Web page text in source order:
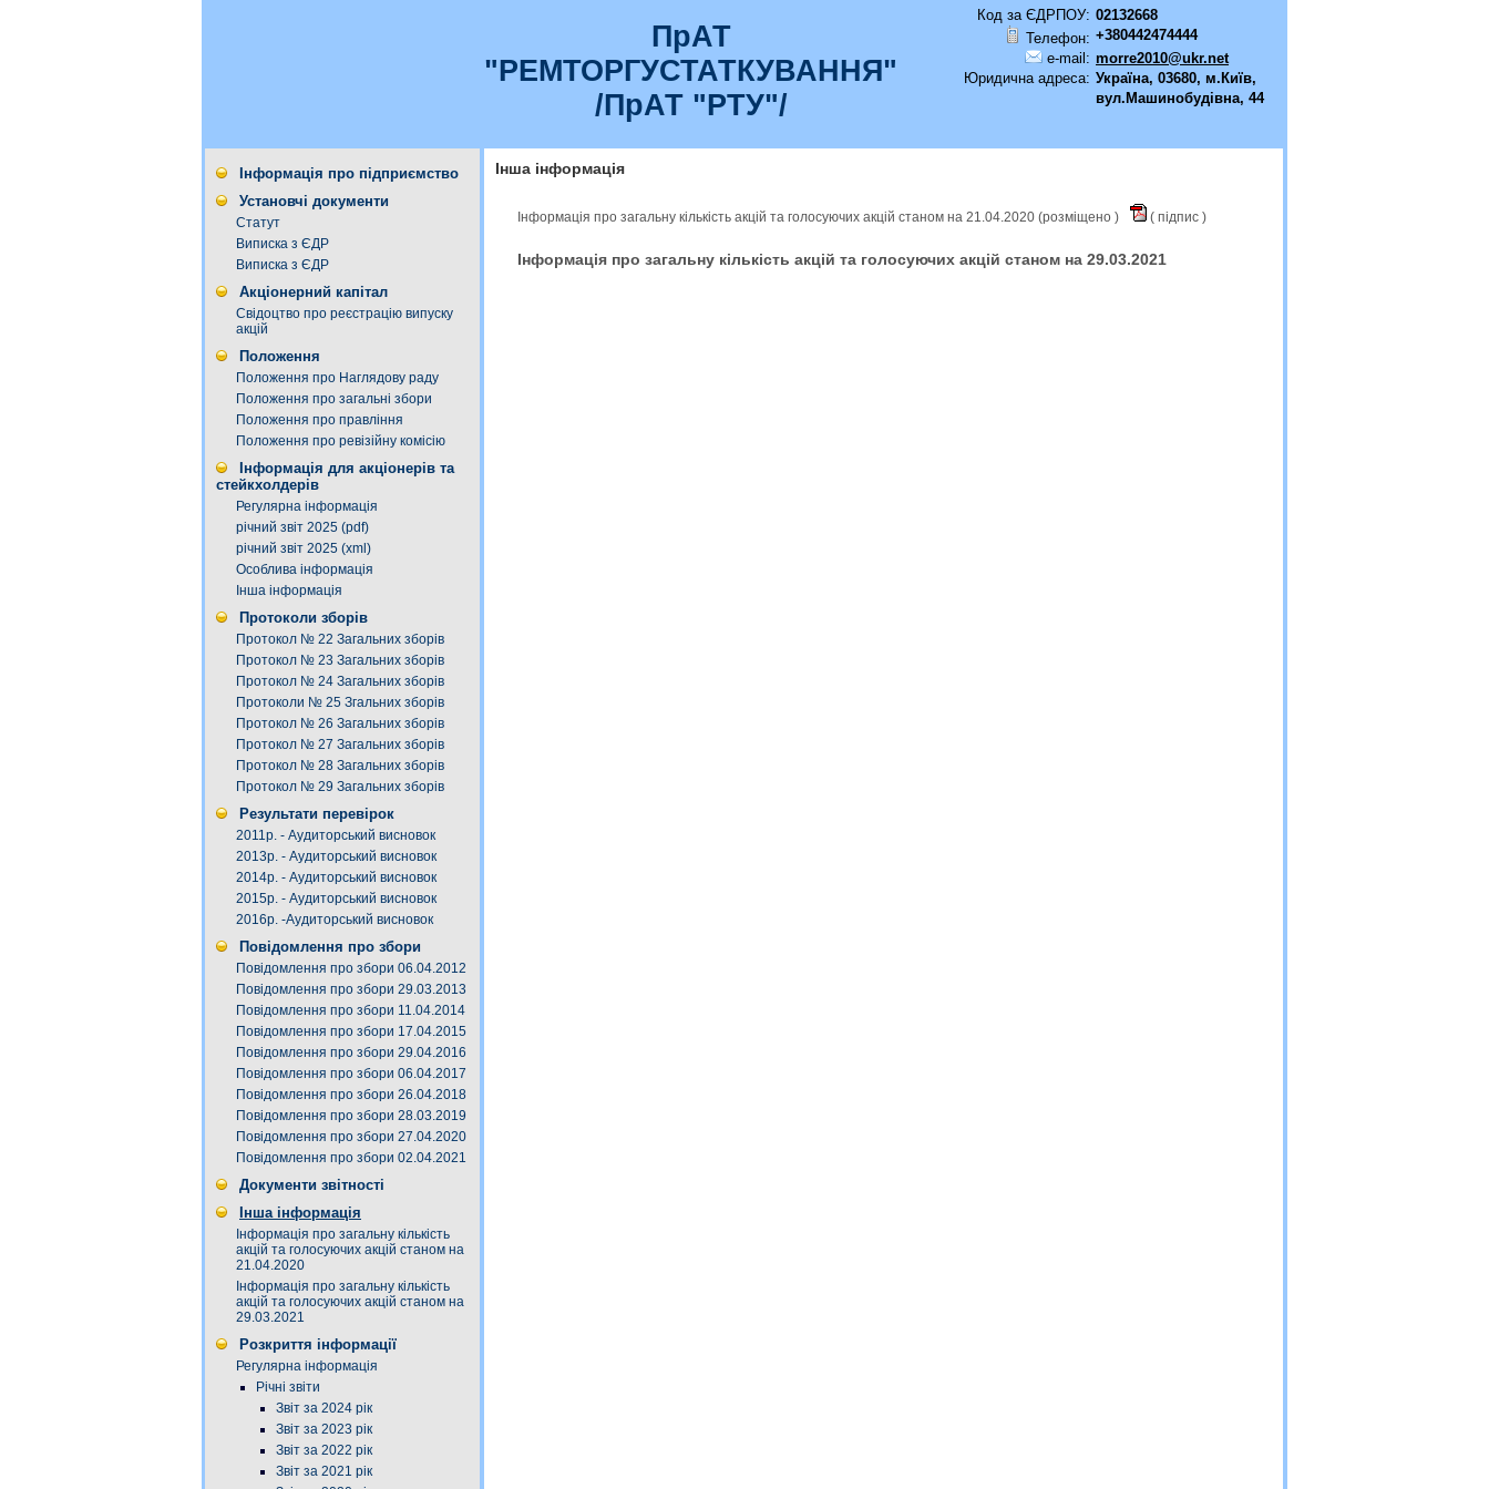
ПрАТ
"РЕМТОРГУСТАТКУВАННЯ"
/ПрАТ "РТУ"/
Код за ЄДРПОУ: 02132668
Телефон: +380442474444
e-mail: morre2010@ukr.net
Юридична адреса: Україна, 03680, м.Київ,
вул.Машинобудівна, 44
Інформація про підприємство
Установчі документи
Статут
Виписка з ЄДР
Виписка з ЄДР
Акціонерний капітал
Свідоцтво про реєстрацію випуску
акцій
Положення
Положення про Наглядову раду
Положення про загальні збори
Положення про правління
Положення про ревізійну комісію
Інформація для акціонерів та
стейкхолдерів
Регулярна інформація
річний звіт 2025 (pdf)
річний звіт 2025 (xml)
Особлива інформація
Інша інформація
Протоколи зборів
Протокол № 22 Загальних зборів
Протокол № 23 Загальних зборів
Протокол № 24 Загальних зборів
Протоколи № 25 Згальних зборів
Протокол № 26 Загальних зборів
Протокол № 27 Загальних зборів
Протокол № 28 Загальних зборів
Протокол № 29 Загальних зборів
Результати перевірок
2011р. - Аудиторський висновок
2013р. - Аудиторський висновок
2014р. - Аудиторський висновок
2015р. - Аудиторський висновок
2016р. -Аудиторський висновок
Повідомлення про збори
Повідомлення про збори 06.04.2012
Повідомлення про збори 29.03.2013
Повідомлення про збори 11.04.2014
Повідомлення про збори 17.04.2015
Повідомлення про збори 29.04.2016
Повідомлення про збори 06.04.2017
Повідомлення про збори 26.04.2018
Повідомлення про збори 28.03.2019
Повідомлення про збори 27.04.2020
Повідомлення про збори 02.04.2021
Документи звітності
Інша інформація
Інформація про загальну кількість
акцій та голосуючих акцій станом на
21.04.2020
Інформація про загальну кількість
акцій та голосуючих акцій станом на
29.03.2021
Розкриття інформації
Регулярна інформація
Річні звіти
Звіт за 2024 рік
Звіт за 2023 рік
Звіт за 2022 рік
Звіт за 2021 рік
Інша інформація
Інформація про загальну кількість акцій та голосуючих акцій станом на 21.04.2020 (розміщено ) ( підпис )
Інформація про загальну кількість акцій та голосуючих акцій станом на 29.03.2021